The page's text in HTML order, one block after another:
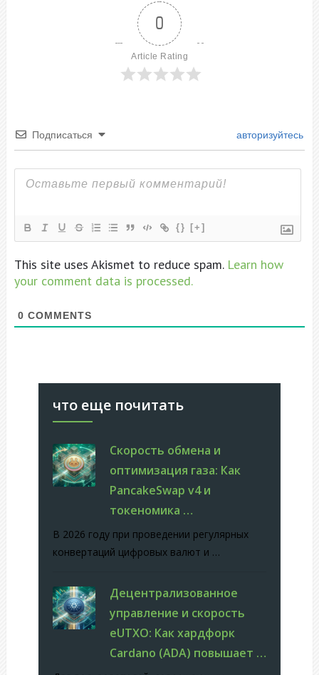
0
Article Rating
Подписаться авторизуйтесь
{} [+]
This site uses Akismet to reduce spam. Learn how
your comment data is processed.
0 COMMENTS
что еще почитать
Скорость обмена и
оптимизация газа: Как
PancakeSwap v4 и
токеномика …
В 2026 году при проведении регулярных
конвертаций цифровых валют и …
Децентрализованное
управление и скорость
eUTXO: Как хардфорк
Cardano (ADA) повышает …